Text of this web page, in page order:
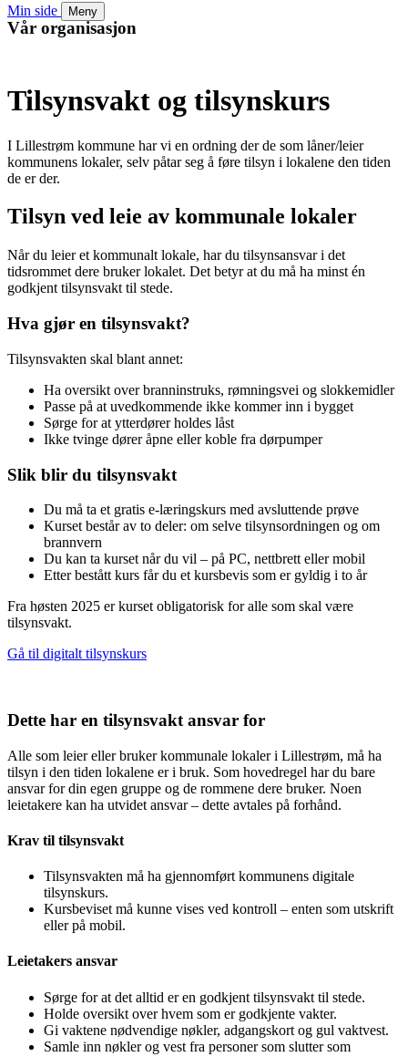
Min side Meny
Vår organisasjon
Tilsynsvakt og tilsynskurs
I Lillestrøm kommune har vi en ordning der de som låner/leier
kommunens lokaler, selv påtar seg å føre tilsyn i lokalene den tiden
de er der.
Tilsyn ved leie av kommunale lokaler
Når du leier et kommunalt lokale, har du tilsynsansvar i det
tidsrommet dere bruker lokalet. Det betyr at du må ha minst én
godkjent tilsynsvakt til stede.
Hva gjør en tilsynsvakt?
Tilsynsvakten skal blant annet:
Ha oversikt over branninstruks, rømningsvei og slokkemidler
Passe på at uvedkommende ikke kommer inn i bygget
Sørge for at ytterdører holdes låst
Ikke tvinge dører åpne eller koble fra dørpumper
Slik blir du tilsynsvakt
Du må ta et gratis e-læringskurs med avsluttende prøve
Kurset består av to deler: om selve tilsynsordningen og om
brannvern
Du kan ta kurset når du vil – på PC, nettbrett eller mobil
Etter bestått kurs får du et kursbevis som er gyldig i to år
Fra høsten 2025 er kurset obligatorisk for alle som skal være
tilsynsvakt.
Gå til digitalt tilsynskurs
Dette har en tilsynsvakt ansvar for
Alle som leier eller bruker kommunale lokaler i Lillestrøm, må ha
tilsyn i den tiden lokalene er i bruk. Som hovedregel har du bare
ansvar for din egen gruppe og de rommene dere bruker. Noen
leietakere kan ha utvidet ansvar – dette avtales på forhånd.
Krav til tilsynsvakt
Tilsynsvakten må ha gjennomført kommunens digitale
tilsynskurs.
Kursbeviset må kunne vises ved kontroll – enten som utskrift
eller på mobil.
Leietakers ansvar
Sørge for at det alltid er en godkjent tilsynsvakt til stede.
Holde oversikt over hvem som er godkjente vakter.
Gi vaktene nødvendige nøkler, adgangskort og gul vaktvest.
Samle inn nøkler og vest fra personer som slutter som